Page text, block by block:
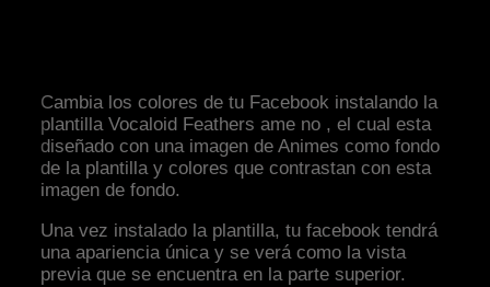
Cambia los colores de tu Facebook instalando la
plantilla Vocaloid Feathers ame no , el cual esta
diseñado con una imagen de Animes como fondo
de la plantilla y colores que contrastan con esta
imagen de fondo.
Una vez instalado la plantilla, tu facebook tendrá
una apariencia única y se verá como la vista
previa que se encuentra en la parte superior.